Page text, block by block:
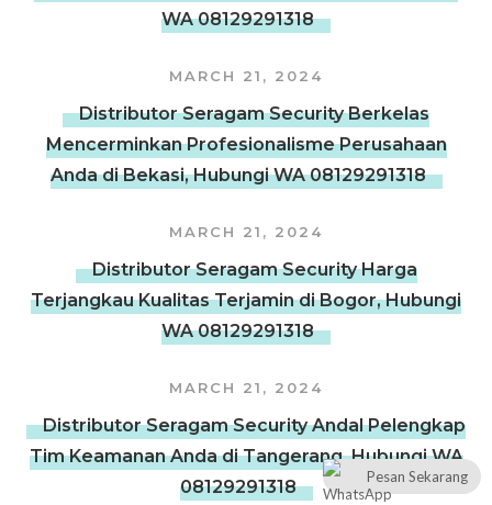
WA 08129291318
MARCH 21, 2024
Distributor Seragam Security Berkelas
Mencerminkan Profesionalisme Perusahaan
Anda di Bekasi, Hubungi WA 08129291318
MARCH 21, 2024
Distributor Seragam Security Harga
Terjangkau Kualitas Terjamin di Bogor, Hubungi
WA 08129291318
MARCH 21, 2024
Distributor Seragam Security Andal Pelengkap
Tim Keamanan Anda di Tangerang, Hubungi WA
08129291318
Pesan Sekarang